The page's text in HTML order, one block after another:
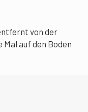
von der
auf den Boden